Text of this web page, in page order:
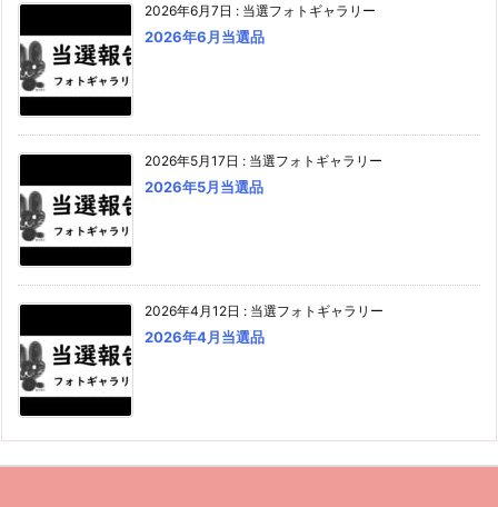
2026年6月7日 : 当選フォトギャラリー
2026年6月当選品
2026年5月17日 : 当選フォトギャラリー
2026年5月当選品
2026年4月12日 : 当選フォトギャラリー
2026年4月当選品